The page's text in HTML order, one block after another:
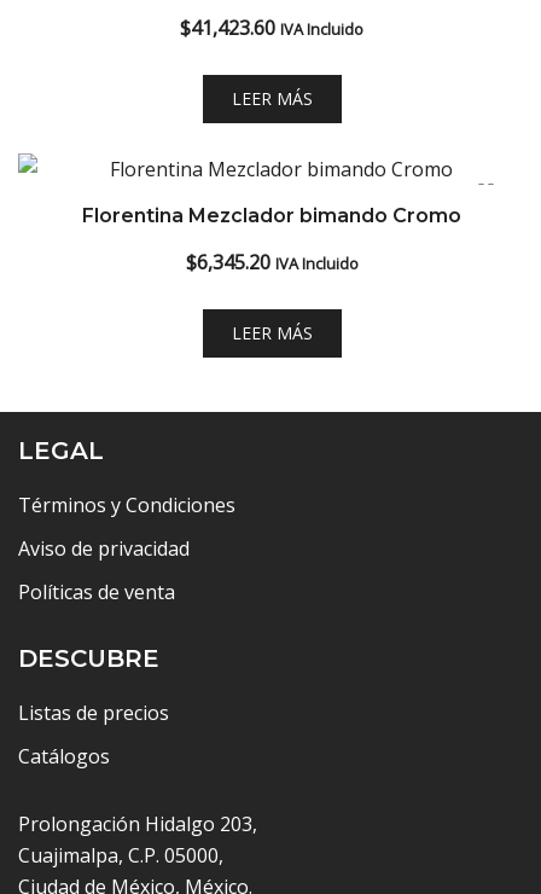
$41,423.60 IVA Incluido
LEER MÁS
Florentina Mezclador bimando Cromo
$6,345.20 IVA Incluido
LEER MÁS
LEGAL
Términos y Condiciones
Aviso de privacidad
Políticas de venta
DESCUBRE
Listas de precios
Catálogos
Prolongación Hidalgo 203,
Cuajimalpa, C.P. 05000,
Ciudad de México, México.